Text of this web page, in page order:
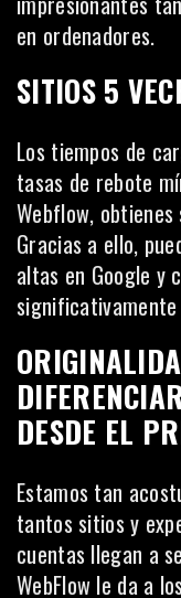
en ordenadores.
SITIOS 5
Los tiempos de
tasas de rebote
Webflow,
Gracias a ello,
altas en Google y
DESDE EL
Estamos tan
tantos sitios y
cuentas llegan a
WebFlow le da a